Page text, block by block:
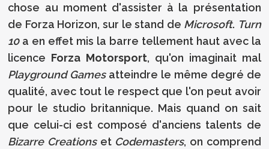
chose au moment d'assister à la présentation
de Forza Horizon, sur le stand de Microsoft. Turn
10a en effet mis la barre tellement haut avec la
licence Forza Motorsport, qu'on imaginait mal
Playground Gamesatteindre le même degré de
qualité, avec tout le respect que l'on peut avoir
pour le studio britannique. Mais quand on sait
que celui-ci est composé d'anciens talents de
Bizarre Creationset Codemasters, on comprend